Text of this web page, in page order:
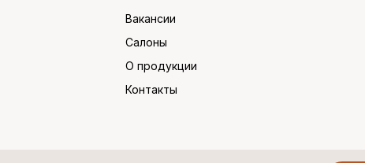
Вакансии
Салоны
О продукции
Контакты